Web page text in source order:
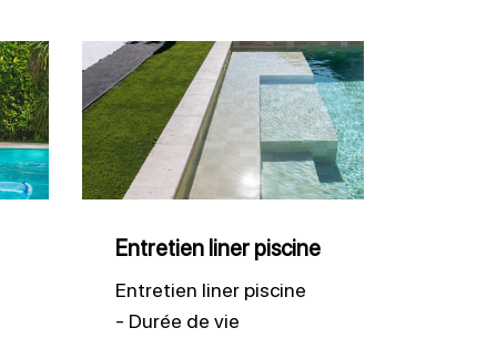
Entretien
liner
piscine
Entretien liner piscine
Entretien liner piscine
- Durée de vie